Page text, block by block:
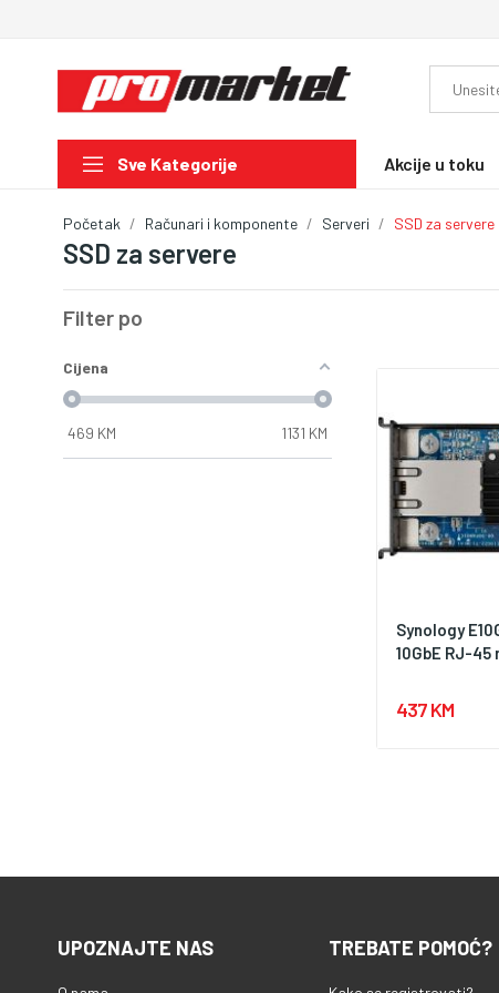
Sve Kategorije Akcije u toku
SSD za servere
Početak Računari i komponente Serveri SSD za servere
Filter po
Cijena
469 KM 1131 KM
Synology
10GbE RJ-
437 KM
UPOZNAJTE NAS TREBATE POMOĆ?